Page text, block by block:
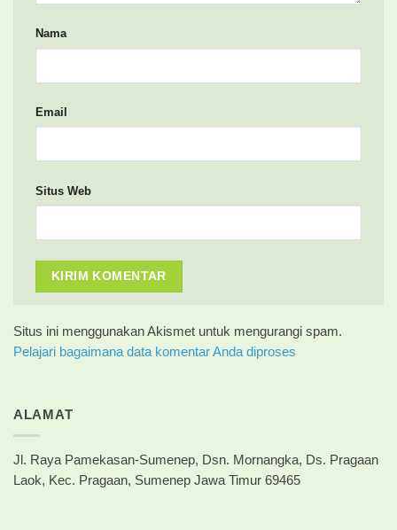
Nama
Email
Situs Web
Situs ini menggunakan Akismet untuk mengurangi spam.
Pelajari bagaimana data komentar Anda diproses
ALAMAT
Jl. Raya Pamekasan-Sumenep, Dsn. Mornangka, Ds. Pragaan
Laok, Kec. Pragaan, Sumenep Jawa Timur 69465